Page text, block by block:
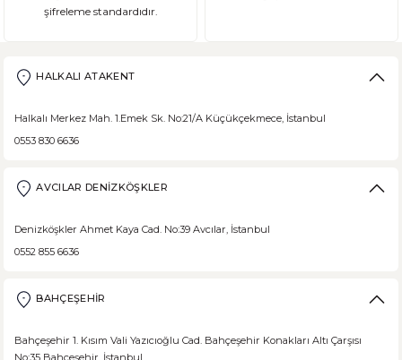
Şeker Hastaları Hangi Tür Ekmekleri Tüketmelidir?
DEVAMI
Borodinsky Rus Ekmeği, rus siyah çavdar ekmeği olarak da bilinir.
DEVAMI
şifreleme standardıdır.
HALKALI ATAKENT
Halkalı Merkez Mah. 1.Emek Sk. No:21/A Küçükçekmece, İstanbul
0553 830 6636
AVCILAR DENİZKÖŞKLER
Denizköşkler Ahmet Kaya Cad. No:39 Avcılar, İstanbul
0552 855 6636
BAHÇEŞEHİR
Bahçeşehir 1. Kısım Vali Yazıcıoğlu Cad. Bahçeşehir Konakları Altı Çarşısı
No:35 Bahçeşehir, İstanbul